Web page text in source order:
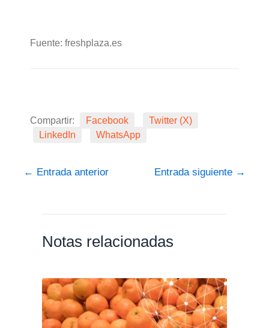
Fuente: freshplaza.es
Compartir: Facebook
Twitter (X)
LinkedIn
WhatsApp
← Entrada anterior Entrada siguiente →
Notas relacionadas